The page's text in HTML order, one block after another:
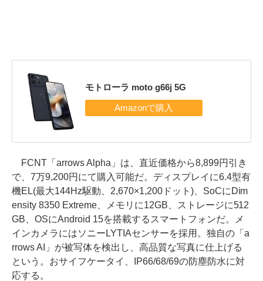
モトローラ moto g66j 5G
FCNT「arrows Alpha」は、直近価格から8,899円引き
で、7万9,200円にて購入可能だ。ディスプレイに6.4型有
機EL(最大144Hz駆動、2,670×1,200ドット)、SoCにDim
ensity 8350 Extreme、メモリに12GB、ストレージに512
GB、OSにAndroid 15を搭載するスマートフォンだ。メ
インカメラにはソニーLYTIAセンサーを採用。独自の「a
rrows AI」が被写体を検出し、高品質な写真に仕上げる
という。おサイフケータイ、IP66/68/69の防塵防水に対
応する。